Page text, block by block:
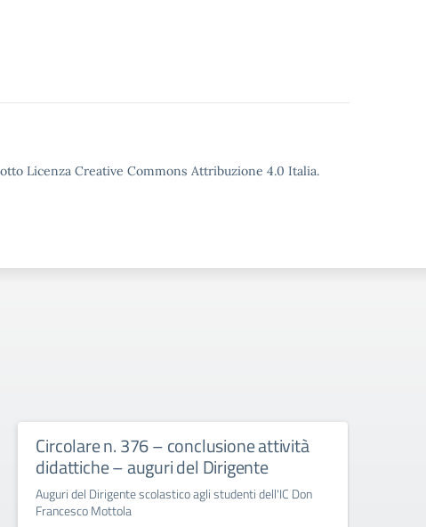
Licenza Creative Commons Attribuzione 4.0 Italia.
Circolare n. 376 – conclusione attività
didattiche – auguri del Dirigente
Auguri del Dirigente scolastico agli studenti dell'IC Don
Francesco Mottola